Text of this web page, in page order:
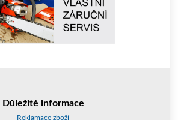
Důležité informace
Reklamace zboží